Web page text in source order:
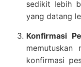
sedikit lebih
yang datang
Konfirmasi
konfirmasi